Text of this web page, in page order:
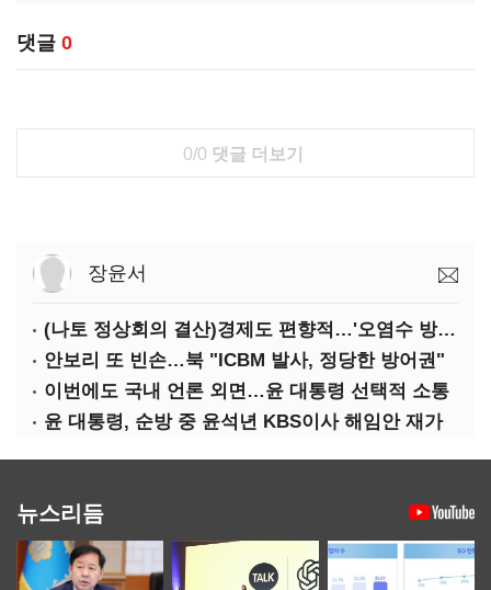
댓글 0
0/0 댓글 더보기
장윤서
(나토 정상회의 결산)경제도 편향적…'오염수 방류'만 용인
안보리 또 빈손…북 "ICBM 발사, 정당한 방어권"
이번에도 국내 언론 외면…윤 대통령 선택적 소통
윤 대통령, 순방 중 윤석년 KBS이사 해임안 재가
뉴스리듬